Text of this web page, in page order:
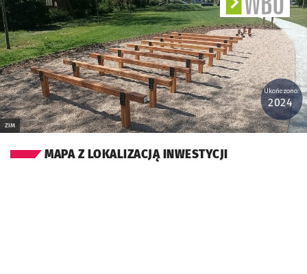
ZIM
Ukończono:
2024
MAPA Z LOKALIZACJĄ INWESTYCJI